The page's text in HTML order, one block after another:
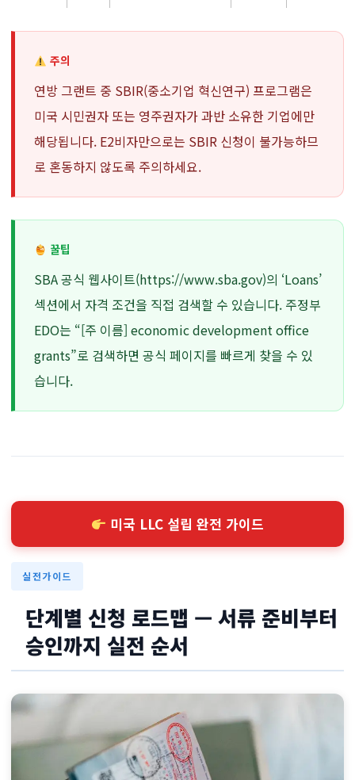
주의
연방 그랜트 중 SBIR(중소기업 혁신연구) 프로그램은
미국 시민권자 또는 영주권자가 과반 소유한 기업에만
해당됩니다. E2비자만으로는 SBIR 신청이 불가능하므
로 혼동하지 않도록 주의하세요.
꿀팁
SBA 공식 웹사이트(https://www.sba.gov)의 ‘Loans’
섹션에서 자격 조건을 직접 검색할 수 있습니다. 주정부
EDO는 “[주 이름] economic development office
grants”로 검색하면 공식 페이지를 빠르게 찾을 수 있
습니다.
미국 LLC 설립 완전 가이드
실전가이드
단계별 신청 로드맵 — 서류 준비부터
승인까지 실전 순서